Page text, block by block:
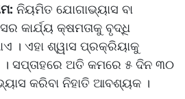
ନିୟମିତ ଯୋଗାଭ୍ୟାସ ବା
କାର୍ଯ୍ୟ କ୍ଷମତାକୁ ବୃଦ୍ଧି
। ଏହା ଶ୍ୱାସ ପ୍ରକ୍ରିୟାକୁ
ସପ୍ତାହରେ ଅତି କମରେ ୫ ଦିନ ୩୦
କରିବା ନିହାତି ଆବଶ୍ୟକ ।